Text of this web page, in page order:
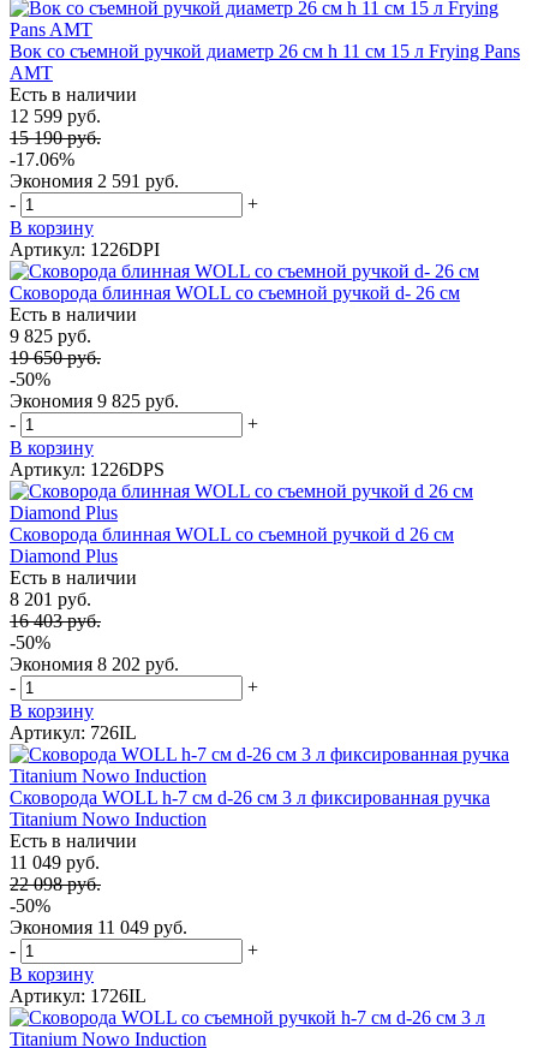
Вок со съемной ручкой диаметр 26 см h 11 см 15 л Frying Pans
AMT
Есть в наличии
12 599 руб.
15 190 руб.
-17.06%
Экономия 2 591 руб.
-
+
В корзину
Артикул: 1226DPI
Сковорода блинная WOLL со съемной ручкой d- 26 см
Есть в наличии
9 825 руб.
19 650 руб.
-50%
Экономия 9 825 руб.
-
+
В корзину
Артикул: 1226DPS
Сковорода блинная WOLL со съемной ручкой d 26 см
Diamond Plus
Есть в наличии
8 201 руб.
16 403 руб.
-50%
Экономия 8 202 руб.
-
+
В корзину
Артикул: 726IL
Сковорода WOLL h-7 см d-26 см 3 л фиксированная ручка
Titanium Nowo Induction
Есть в наличии
11 049 руб.
22 098 руб.
-50%
Экономия 11 049 руб.
-
+
В корзину
Артикул: 1726IL